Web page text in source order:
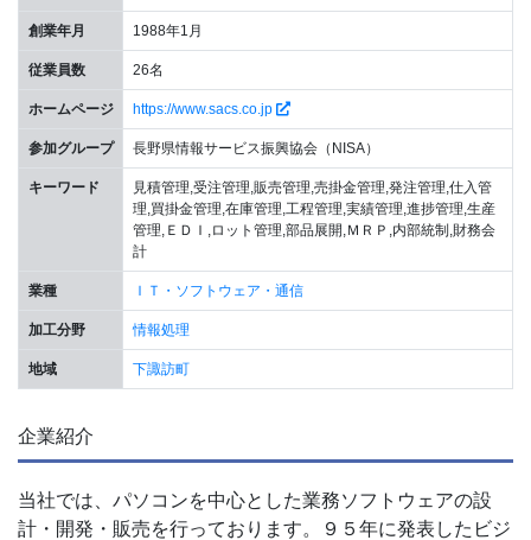
創業年月 1988年1月
従業員数 26名
ホームページ https://www.sacs.co.jp
参加グループ 長野県情報サービス振興協会（NISA）
キーワード
見積管理,受注管理,販売管理,売掛金管理,発注管理,仕入管
理,買掛金管理,在庫管理,工程管理,実績管理,進捗管理,生産
管理,ＥＤＩ,ロット管理,部品展開,ＭＲＰ,内部統制,財務会
計
業種 ＩＴ・ソフトウェア・通信
加工分野 情報処理
地域 下諏訪町
企業紹介
当社では、パソコンを中心とした業務ソフトウェアの設
計・開発・販売を行っております。９５年に発表したビジ